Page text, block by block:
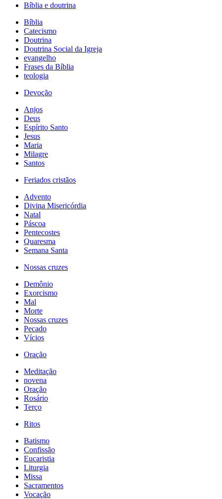
Bíblia e doutrina
Bíblia
Catecismo
Doutrina
Doutrina Social da Igreja
evangelho
Frases da Bíblia
teologia
Devoção
Anjos
Deus
Espírito Santo
Jesus
Maria
Milagre
Santos
Feriados cristãos
Advento
Divina Misericórdia
Natal
Páscoa
Pentecostes
Quaresma
Semana Santa
Nossas cruzes
Demônio
Exorcismo
Mal
Morte
Nossas cruzes
Pecado
Vícios
Oração
Meditação
novena
Oração
Rosário
Terço
Ritos
Batismo
Confissão
Eucaristia
Liturgia
Missa
Sacramentos
Vocação